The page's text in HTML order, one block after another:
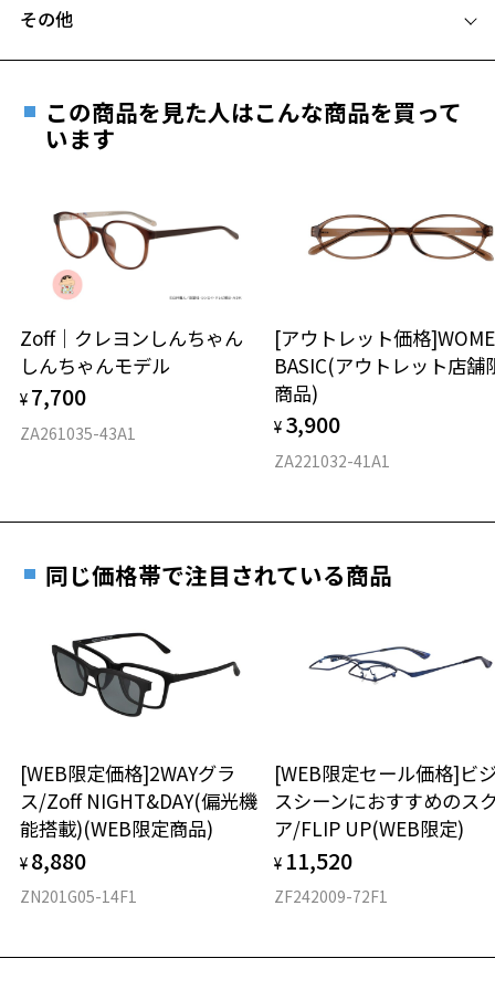
お気に入り
因となります。炎天下の車内や砂浜等に放置しない様ご注意くださ
い。
■傷をつけるような金属と一緒にしまわないようご注意ください。
レンズの材質：プラスチック（コーティング）
レンズカラー：Z-IRIS_VI20F / ブルー/パープル系
レンズ枠の材質：ニッケル合金（塗装）
テンプルの材質：プラスチック
紫外線透過率：0.1%以下
株式会社インターメスティック
TEL: 0120-013-883
ん。
※度付きサングラスをお求めの際は、レンズ選択画面で度数入力後、
＜実店舗でサングラスまたはパッケージ商品等のレンズ交換について
2024年3月1日から、店舗にて商品をお持ち込みいただいても、レンズ
店舗でレンズ交換をされるお客様は、商品発送から6ヶ月以内に、ご購
入した商品本体を持参日がわかる「商品発送メール」を店舗スタッフ
にご提示いただければ、初回1回に限り加工賃はかかりませんので、必
ずスタッフにご提示ください。
商品発送から6ヶ月を過ぎた場合、又はお客様がお忘れの「商品発送メ
ール」のご提示が無かった場合、レンズ代金の他に加工賃として3,30
Mサイズ フレームカラーは馴染みやすい色合いで制服にも合う一
お持ちのZoffメガネサイズを確認するには？
仕上がり寸法
D 仕上がりの横幅：約139mm
26.1g
※着脱式サングラス：デモレンズ、アタッチメント込みの重さ
タイプ
材質
フロント素材：ニッケル合金（塗装）/プラスチック
安心1 フレーム１年間品質保証
きます。
※保証期間内に交換が行われた場合、保証期間は初期の期間から
延長されません。
安心2 視力測定無料
視力の変化を早めに発見するために、定期的な視
力測定をおすすめいたします。
安心3 かかり具合調整無料
す。
その他
この商品を見た人はこんな商品を買って
います
Zoff｜クレヨンしんちゃん
しんちゃんモデル
¥ 7,700
ZA261035-43A1
[アウトレット価格
BASIC(アウトレット店舗
商品)
¥ 3,900
ZA221032-41A1
同じ価格帯で注目されている商品
[WEB限定価格]2WAYグラ
ス/Zoff NIGHT&DAY(偏光機
能搭載)(WEB限定商品)
¥ 8,880
ZN201G05-14F1
[WEB限定セール価格]ビ
スシーンにおすすめのス
ア/FLIP UP(WEB限定)
¥ 11,520
ZF242009-72F1